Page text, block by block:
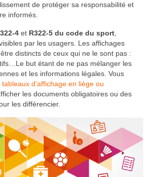
de protéger sa responsabilité et
informés.
4 et R322-5 du code du sport
par les usagers. Les affichages
distincts de ceux qui ne le sont pas :
but étant de ne pas mélanger les
et les informations légales. Vous
tableaux d’affichage en liège ou
les documents obligatoires ou des
les différencier.